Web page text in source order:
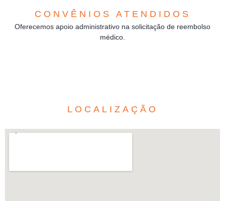
CONVÊNIOS ATENDIDOS
Oferecemos apoio administrativo na solicitação de reembolso
médico.
LOCALIZAÇÃO